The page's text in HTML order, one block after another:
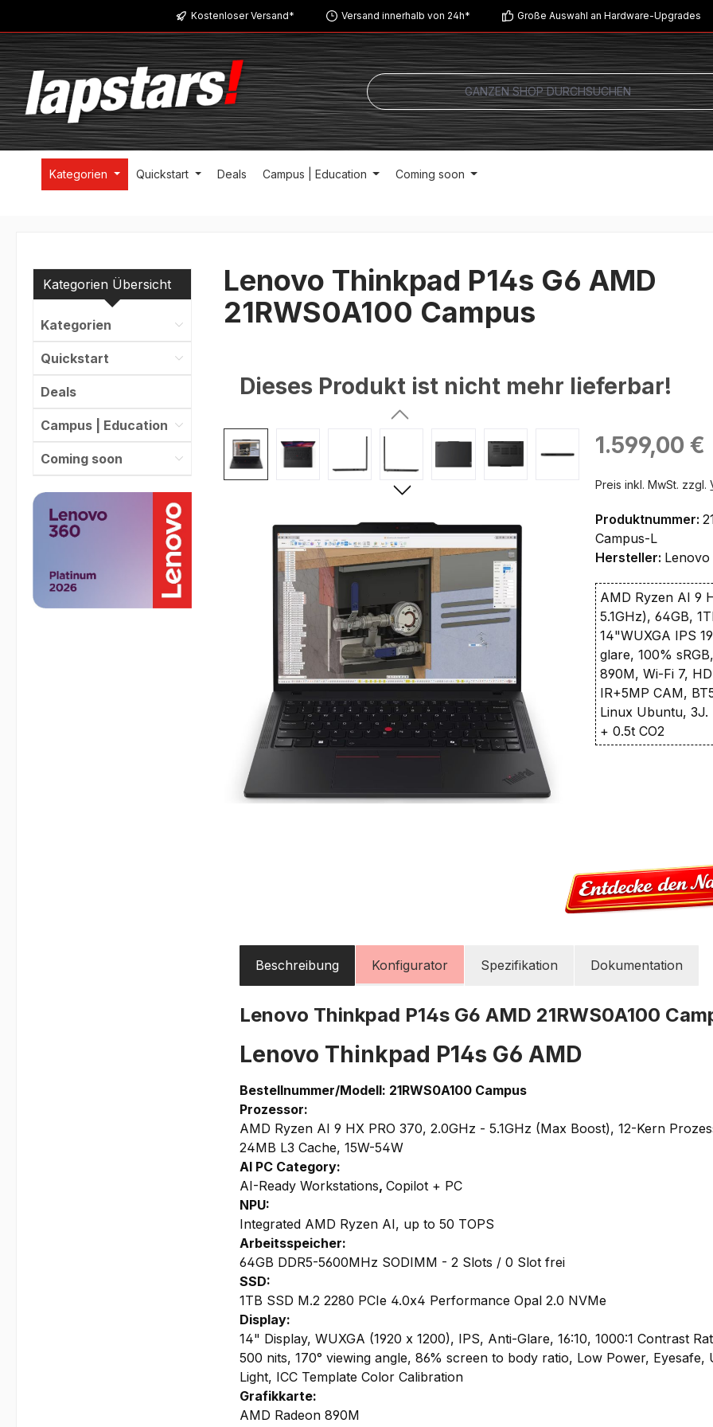
Zur Hauptnavigation springenKostenloser Versand* Versand innerhalb von 24h* Große Auswahl an Hardware-Upgrades
Kategorien Quickstart Deals Campus | Education Coming soon
Kategorien Übersicht
Kategorien
Quickstart
Deals
Campus | Education
Coming soon
Lenovo Thinkpad P14s G6 AMD
21RWS0A100 Campus
Dieses Produkt ist nicht mehr lieferbar!
Bildergalerie überspringen Regulärer Preis:
1.599,00 €
Preis inkl. MwSt. zzgl.
Produktnummer:
Campus-L
Hersteller: Lenovo
AMD Ryzen AI 9
5.1GHz), 64GB,
14"WUXGA IPS
glare, 100%
890M, Wi-Fi 7,
IR+5MP CAM,
Linux Ubuntu,
+ 0.5t CO2
Beschreibung Konfigurator Spezifikation Dokumentation
Lenovo Thinkpad P14s G6 AMD 21RWS0A100
Lenovo Thinkpad P14s G6 AMD
Bestellnummer/Modell: 21RWS0A100 Campus
Prozessor:
AMD Ryzen AI 9 HX PRO 370, 2.0GHz - 5.1GHz (Max Boost), 12-Kern
24MB L3 Cache, 15W-54W
AI PC Category:
AI-Ready Workstations,Copilot + PC
NPU:
Integrated AMD Ryzen AI, up to 50 TOPS
Arbeitsspeicher:
64GB DDR5-5600MHz SODIMM - 2 Slots / 0 Slot frei
SSD:
1TB SSD M.2 2280 PCIe 4.0x4 Performance Opal 2.0 NVMe
Display:
14" Display, WUXGA (1920 x 1200), IPS, Anti-Glare, 16:10, 1000:1 Contrast
500 nits, 170° viewing angle, 86% screen to body ratio, Low Power, Eyesafe,
Light, ICC Template Color Calibration
Grafikkarte:
AMD Radeon 890M